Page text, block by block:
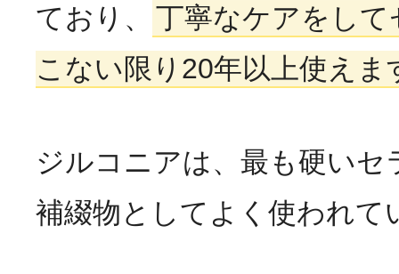
ており、
丁寧なケアをし
こない限り20年以上使えま
ジルコニアは、最も硬いセ
補綴物としてよく使われて